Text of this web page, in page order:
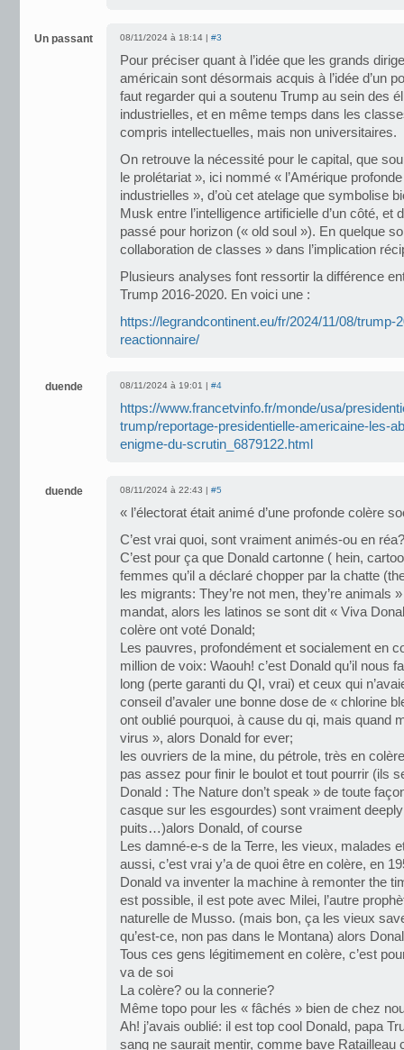
Un passant 08/11/2024 à 18:14 | #3
Pour préciser quant à l’idée que les grands
américain sont désormais acquis à l’idée d’un
faut regarder qui a soutenu Trump au sein des
industrielles, et en même temps dans les
compris intellectuelles, mais non universitaires.
On retrouve la nécessité pour le capital, que
le prolétariat », ici nommé « l’Amérique
industrielles », d’où cet atelage que symbolise
Musk entre l’intelligence artificielle d’un côté, et
passé pour horizon (« old soul »). En quelque
collaboration de classes » dans l’implication
Plusieurs analyses font ressortir la différence
Trump 2016-2020. En voici une :
https://legrandcontinent.eu/fr/2024/11/08/trump-
reactionnaire/
duende 08/11/2024 à 19:01 | #4
https://www.francetvinfo.fr/monde/usa/
trump/reportage-presidentielle-americaine-les-
enigme-du-scrutin_6879122.html
duende 08/11/2024 à 22:43 | #5
« l’électorat était animé d’une profonde colère
C’est vrai quoi, sont vraiment animés-ou en
C’est pour ça que Donald cartonne ( hein,
femmes qu’il a déclaré chopper par la chatte
les migrants: They’re not men, they’re animals
mandat, alors les latinos se sont dit « Viva
colère ont voté Donald;
Les pauvres, profondément et socialement en
million de voix: Waouh! c’est Donald qu’il nous
long (perte garanti du QI, vrai) et ceux qui
conseil d’avaler une bonne dose de « chlorine
ont oublié pourquoi, à cause du qi, mais quand
virus », alors Donald for ever;
les ouvriers de la mine, du pétrole, très en
pas assez pour finir le boulot et tout pourrir (ils
Donald : The Nature don’t speak » de toute
casque sur les esgourdes) sont vraiment
puits…)alors Donald, of course
Les damné-e-s de la Terre, les vieux, malades
aussi, c’est vrai y’a de quoi être en colère, en
Donald va inventer la machine à remonter the
est possible, il est pote avec Milei, l’autre
naturelle de Musso. (mais bon, ça les vieux
qu’est-ce, non pas dans le Montana) alors
Tous ces gens légitimement en colère, c’est
va de soi
La colère? ou la connerie?
Même topo pour les « fâchés » bien de chez
Ah! j’avais oublié: il est top cool Donald, papa
sang ne saurait mentir, comme bave Ratailleau